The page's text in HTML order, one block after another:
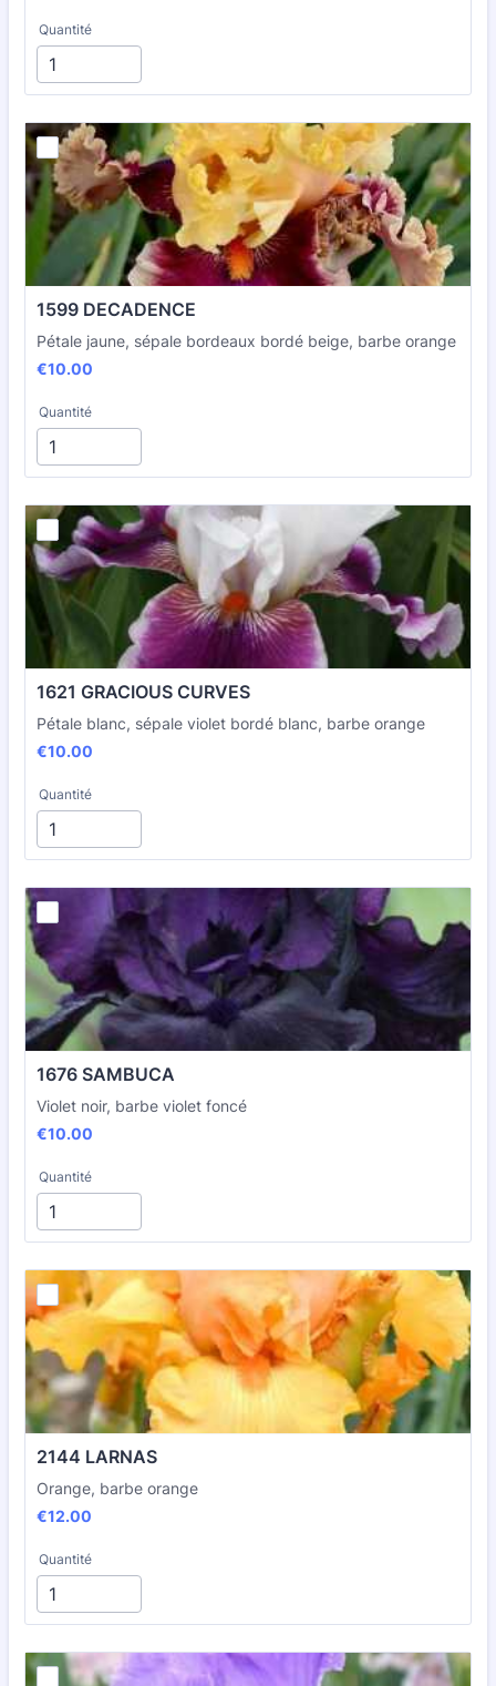
Quantité
1599 DECADENCE
Pétale jaune, sépale bordeaux bordé beige, barbe orange
€10.00
€10.00
Quantité
1621 GRACIOUS CURVES
Pétale blanc, sépale violet bordé blanc, barbe orange
€10.00
€10.00
Quantité
1676 SAMBUCA
Violet noir, barbe violet foncé
€10.00
€10.00
Quantité
2144 LARNAS
Orange, barbe orange
€12.00
€12.00
Quantité